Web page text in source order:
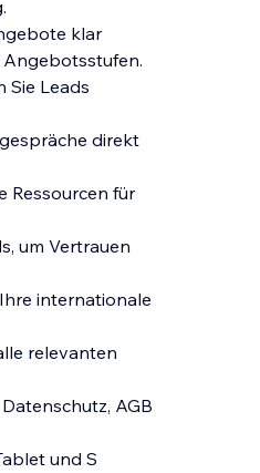
klar
Sie Leads
direkt
Ressourcen für
um Vertrauen
internationale
relevanten
AGB
und S